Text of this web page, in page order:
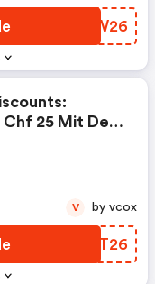
JSKW26
Chf 25 Mit Dem
VQIT26
V by vcox